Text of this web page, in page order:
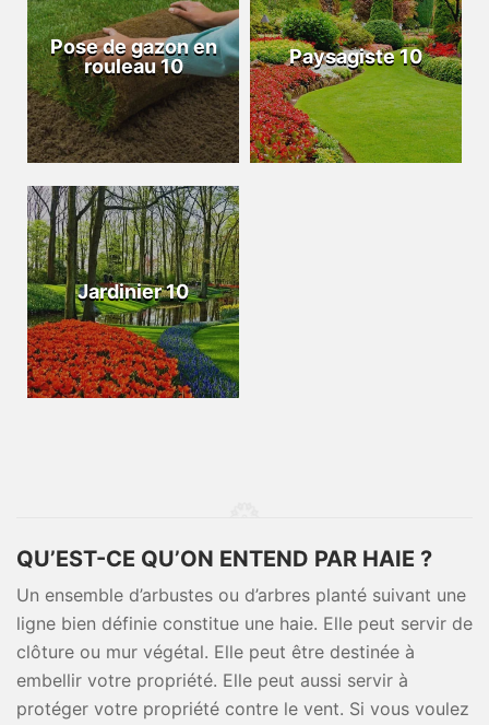
Pose de gazon en
rouleau 10
Paysagiste 10
Jardinier 10
QU’EST-CE QU’ON ENTEND PAR HAIE ?
Un ensemble d’arbustes ou d’arbres planté suivant une
ligne bien définie constitue une haie. Elle peut servir de
clôture ou mur végétal. Elle peut être destinée à
embellir votre propriété. Elle peut aussi servir à
protéger votre propriété contre le vent. Si vous voulez